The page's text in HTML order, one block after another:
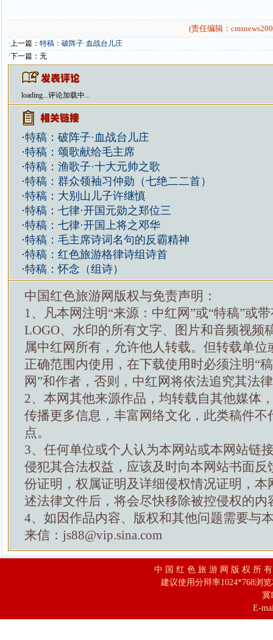
(责任编辑：
·上一篇： 特稿：破阵子·血战台儿庄
·下一篇：无
loading...评论加载中...
·特稿：破阵子·血战台儿庄
·特稿：颂歌献给毛主席
·特稿：渔歌子·十大元帅之歌
·特稿：群众领袖习仲勋（七绝二二首）
·特稿：大别山儿子许继慎
·特稿：七律·开国元勋之郑位三
·特稿：七律·开国上将之邓华
·特稿：毛主席诗词名句的反霸精神
·特稿：红色旅游格律诗组诗首
·特稿：怀念（组诗）
中国红色旅游网版权与免责声明：
1、凡本网注明“来源：中红网”或“特稿”或
LOGO、水印的所有文字、图片和音频视频
属中红网所有，允许他人转载。但转载单位
正确范围内使用，在下载使用时必须注明“
网”和作者，否则，中红网将依法追究其法
2、本网其他来源作品，均转载自其他媒体
传播更多信息，丰富网络文化，此类稿件不
点。
3、任何单位或个人认为本网站或本网站链
侵犯其合法权益，应该及时向本网站书面反
份证明，权属证明及详细侵权情况证明，本
述法律文件后，将会尽快移除被控侵权的内
4、如因作品内容、版权和其他问题需要与
来信：js88@vip.sina.com
中 国 红 色 旅 游 网 版 权 所
建议使用分辩率1024*768浏
冀
E-